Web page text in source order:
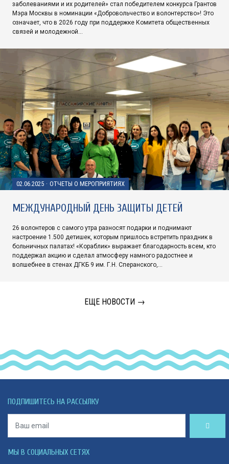
заболеваниями и их родителей» стал победителем конкурса Грантов
Мэра Москвы в номинации «Добровольчество и волонтерство»! Это
означает, что в 2026 году при поддержке Комитета общественных
связей и молодежной…
02.06.2025 · ОТЧЕТЫ О МЕРОПРИЯТИЯХ
МЕЖДУНАРОДНЫЙ ДЕНЬ ЗАЩИТЫ ДЕТЕЙ
26 волонтеров с самого утра разносят подарки и поднимают
настроение 1.500 детишек, которым пришлось встретить праздник в
больничных палатах! «Кораблик» выражает благодарность всем, кто
поддержал акцию и сделал атмосферу намного радостнее и
волшебнее в стенах ДГКБ 9 им. Г.Н. Сперанского,…
ЕЩЕ НОВОСТИ →
ПОДПИШИТЕСЬ НА РАССЫЛКУ
МЫ В СОЦИАЛЬНЫХ СЕТЯХ